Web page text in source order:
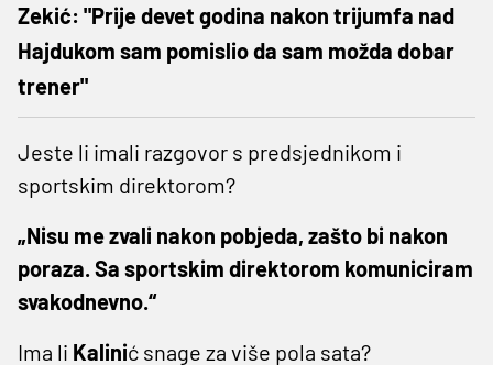
Zekić: "Prije devet godina nakon trijumfa nad
Hajdukom sam pomislio da sam možda dobar
trener"
Jeste li imali razgovor s predsjednikom i
sportskim direktorom?
„Nisu me zvali nakon pobjeda, zašto bi nakon
poraza. Sa sportskim direktorom komuniciram
svakodnevno.“
Ima li Kalinić snage za više pola sata?